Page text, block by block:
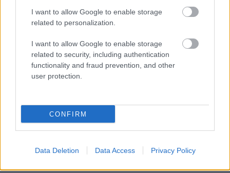
I want to allow Google to enable storage
related to personalization.
I want to allow Google to enable storage
related to security, including authentication
functionality and fraud prevention, and other
user protection.
CONFIRM
Data Deletion Data Access Privacy Policy